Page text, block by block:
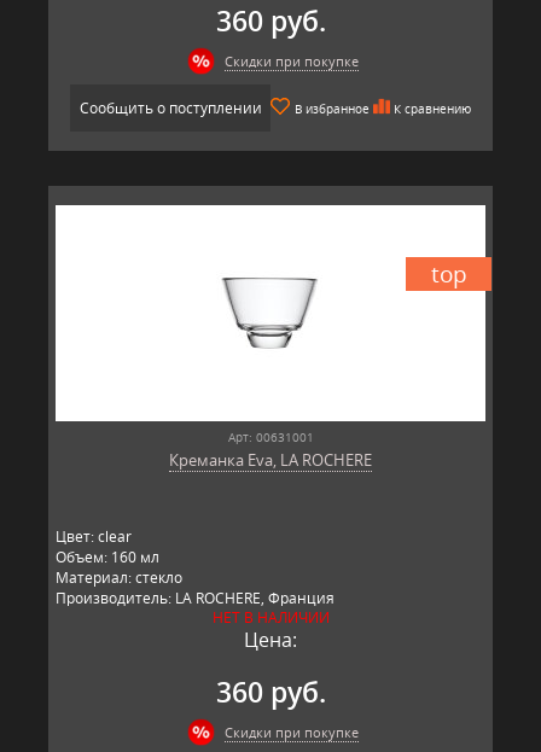
360 руб.
Скидки при покупке
Сообщить о поступлении В избранное К сравнению
top
Арт: 00631001
Креманка Eva, LA ROCHERE
Цвет: clear
Объем: 160 мл
Материал: стекло
Производитель: LA ROCHERE, Франция
НЕТ В НАЛИЧИИ
Цена:
360 руб.
Скидки при покупке